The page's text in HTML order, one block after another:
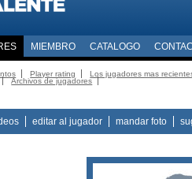
MIEMBRO CATALOGO
Player rating
Los jugadores mas
Archivos de jugadores
editar al jugador mandar foto